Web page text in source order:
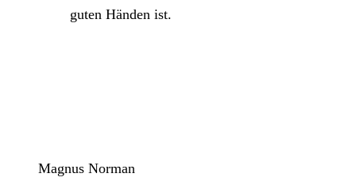
guten Händen ist.
Magnus Norman